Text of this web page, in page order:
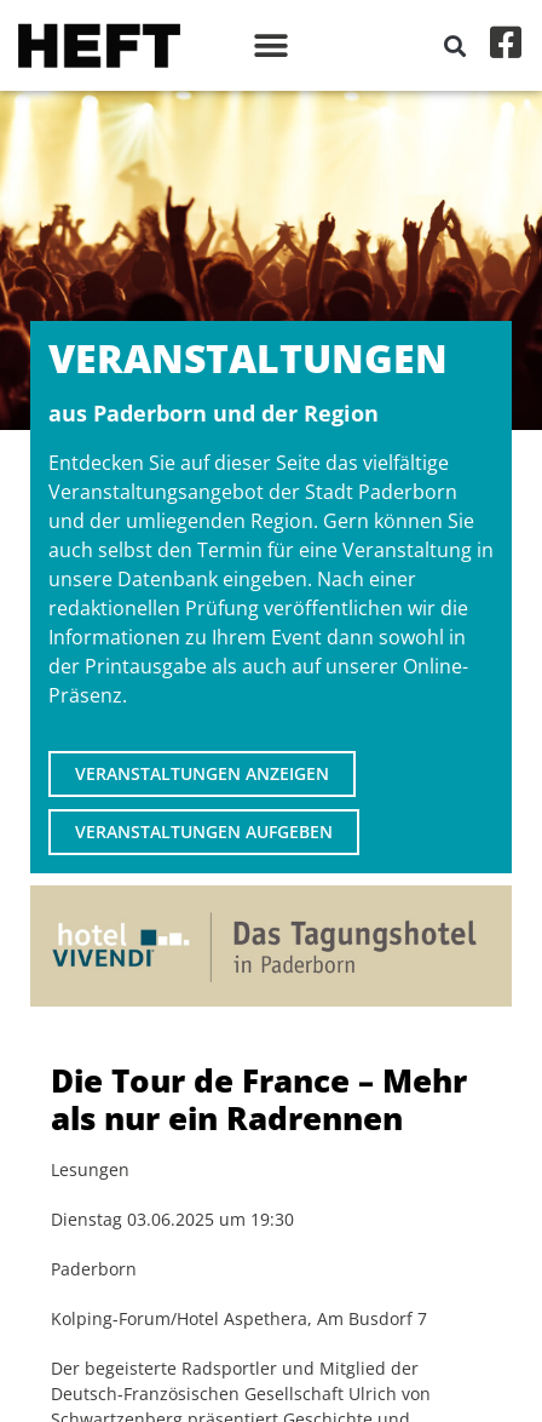
VERANSTALT­UNGEN
aus Paderborn und der Region
Entdecken Sie auf dieser Seite das vielfältige
Veranstaltungsangebot der Stadt Paderborn
und der umliegenden Region. Gern können Sie
auch selbst den Termin für eine Veranstaltung in
unsere Datenbank eingeben. Nach einer
redaktionellen Prüfung veröffentlichen wir die
Informationen zu Ihrem Event dann sowohl in
der Printausgabe als auch auf unserer Online-
Präsenz.
VERANSTALTUNGEN ANZEIGEN
VERANSTALTUNGEN AUFGEBEN
Die Tour de France – Mehr
als nur ein Radrennen
Lesungen
Dienstag 03.06.2025 um 19:30
Paderborn
Kolping-Forum/Hotel Aspethera, Am Busdorf 7
Der begeisterte Radsportler und Mitglied der
Deutsch-Französischen Gesellschaft Ulrich von